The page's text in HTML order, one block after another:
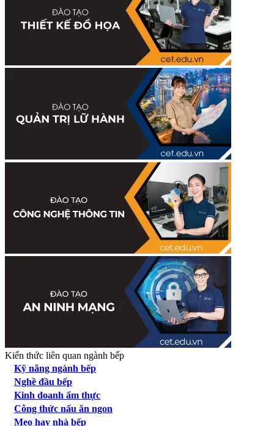
Kiến thức liên quan ngành bếp
Kỹ năng ngành bếp
Nghề đầu bếp
Kinh doanh ẩm thực
Công thức nấu ăn ngon
Mẹo hay nhà bếp